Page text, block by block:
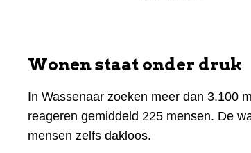
Wonen staat onder druk
In Wassenaar zoeken meer dan 3.100
reageren gemiddeld 225 mensen. De
mensen zelfs dakloos.